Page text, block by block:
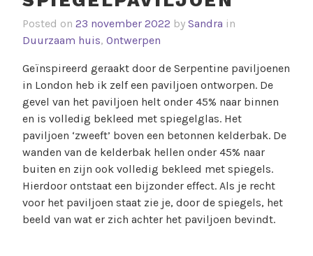
Posted on 23 november 2022 by Sandra in
Duurzaam huis, Ontwerpen
Geïnspireerd geraakt door de Serpentine paviljoenen
in London heb ik zelf een paviljoen ontworpen. De
gevel van het paviljoen helt onder 45% naar binnen
en is volledig bekleed met spiegelglas. Het
paviljoen ‘zweeft’ boven een betonnen kelderbak. De
wanden van de kelderbak hellen onder 45% naar
buiten en zijn ook volledig bekleed met spiegels.
Hierdoor ontstaat een bijzonder effect. Als je recht
voor het paviljoen staat zie je, door de spiegels, het
beeld van wat er zich achter het paviljoen bevindt.